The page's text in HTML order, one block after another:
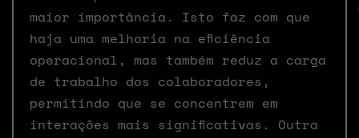
maior importância. Isto faz com que
haja uma melhoria na eficiência
operacional, mas também reduz a carga
de trabalho dos colaboradores,
permitindo que se concentrem em
interações mais significativas. Outra